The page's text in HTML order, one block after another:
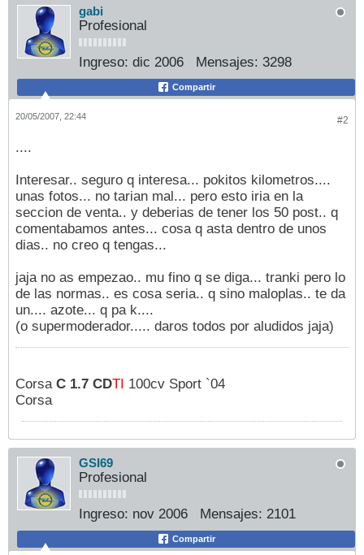
gabi
Profesional
Ingreso: dic 2006 Mensajes: 3298
Compartir
#2
20/05/2007, 22:44
....
Interesar.. seguro q interesa... pokitos kilometros....
unas fotos... no tarian mal... pero esto iria en la
seccion de venta.. y deberias de tener los 50 post.. q
comentabamos antes... cosa q asta dentro de unos
dias.. no creo q tengas...
jaja no as empezao.. mu fino q se diga... tranki pero lo
de las normas.. es cosa seria.. q sino maloplas.. te da
un.... azote... q pa k....
(o supermoderador..... daros todos por aludidos jaja)
Corsa C 1.7 CDTI 100cv Sport `04
Corsa
GSI69
Profesional
Ingreso: nov 2006 Mensajes: 2101
Compartir